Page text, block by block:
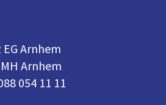
Arnhem
Arnhem
054 11 11